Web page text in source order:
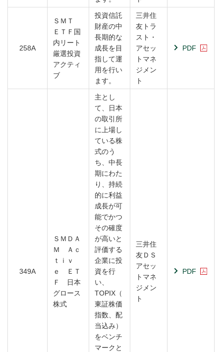
258A
ＳＭＴ
ＥＴＦ国
内リート
厳選投資
アクティ
ブ
投資信託
財産の中
長期的な
成長を目
指して運
用を行い
ます。
三井住
友トラ
スト・
アセッ
トマネ
ジメン
ト
PDF
349A
ＳＭＤＡ
Ｍ Ａｃ
ｔｉｖ
ｅ ＥＴ
Ｆ 日本
グロース
株式
主とし
て、日本
の取引所
に上場し
ている株
式のう
ち、中長
期にわた
り、持続
的に利益
成長が可
能でかつ
その確度
が高いと
評価する
企業に投
資を行
い、
TOPIX（
東証株価
指数、配
当込み）
をベンチ
マークと
三井住
友ＤＳ
アセッ
トマネ
ジメン
ト
PDF